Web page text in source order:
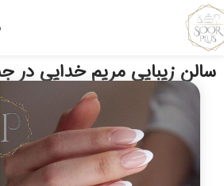
سالن زیبایی مریم خدایی در